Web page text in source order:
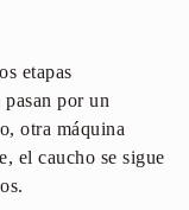
etapas
por un
otra máquina
el caucho se sigue